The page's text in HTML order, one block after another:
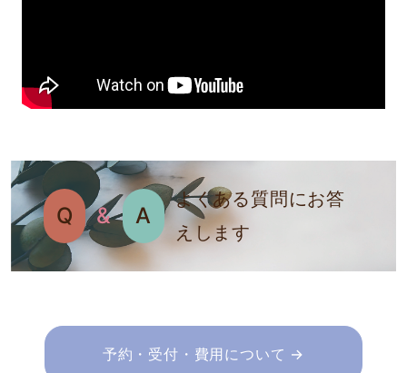
Q & A
よくある質問にお答
えします
予約・受付・費用について →